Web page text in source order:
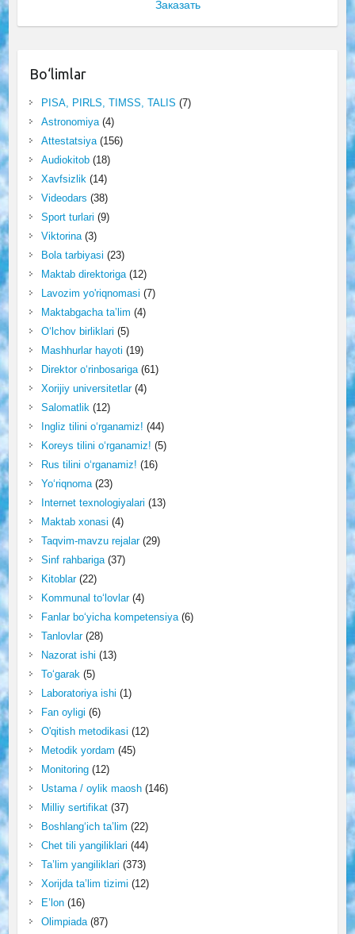
Заказать
Bo‘limlar
PISA, PIRLS, TIMSS, TALIS (7)
Astronomiya(4)
Attestatsiya(156)
Audiokitob(18)
Xavfsizlik(14)
Videodars (38)
Sport turlari (9)
Viktorina(3)
Bola tarbiyasi (23)
Maktab direktoriga(12)
Lavozim yo'riqnomasi (7)
Maktabgacha ta’lim (4)
O‘lchov birliklari (5)
Mashhurlar hayoti (19)
Direktor o‘rinbosariga(61)
Xorijiy universitetlar(4)
Salomatlik(12)
Ingliz tilini o‘rganamiz! (44)
Koreys tilini o‘rganamiz! (5)
Rus tilini o‘rganamiz! (16)
Yo‘riqnoma(23)
Internet texnologiyalari (13)
Maktab xonasi (4)
Taqvim-mavzu rejalar(29)
Sinf rahbariga(37)
Kitoblar(22)
Kommunal to‘lovlar(4)
Fanlar bo‘yicha kompetensiya(6)
Tanlovlar(28)
Nazorat ishi (13)
To‘garak(5)
Laboratoriya ishi (1)
Fan oyligi (6)
O'qitish metodikasi (12)
Metodik yordam (45)
Monitoring(12)
Ustama / oylik maosh(146)
Milliy sertifikat(37)
Boshlang‘ich ta’lim (22)
Chet tili yangiliklari (44)
Ta’lim yangiliklari (373)
Xorijda ta’lim tizimi (12)
E’lon(16)
Olimpiada(87)